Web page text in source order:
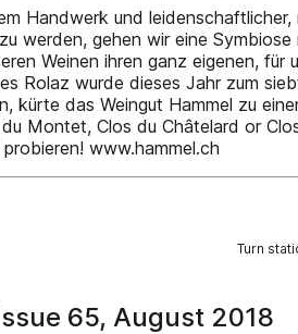
Handwerk und
werden, gehen wir eine
Weinen ihren ganz eigenen,
Rolaz wurde dieses Jahr zum
kürte das Weingut Hammel zu
Montet, Clos du Châtelard or
www.hammel.ch
Turn
65, August 2018